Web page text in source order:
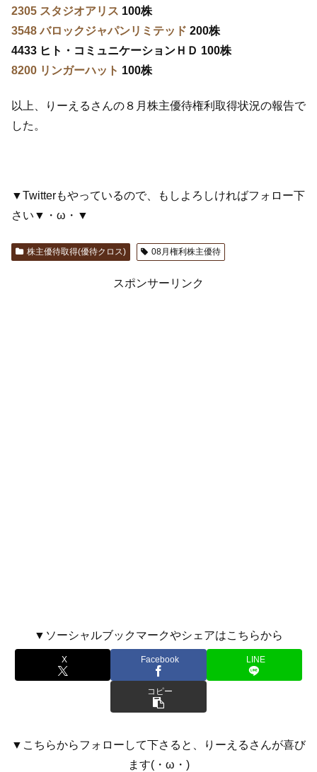
2305 スタジオアリス 100株
3548 バロックジャパンリミテッド 200株
4433 ヒト・コミュニケーションＨＤ 100株
8200 リンガーハット 100株
以上、りーえるさんの８月株主優待権利取得状況の報告で
した。
▼Twitterもやっているので、もしよろしければフォロー下
さい▼・ω・▼
株主優待取得(優待クロス) 08月権利株主優待
スポンサーリンク
▼ソーシャルブックマークやシェアはこちらから
X Facebook LINE
コピー
▼こちらからフォローして下さると、りーえるさんが喜び
ます(・ω・)